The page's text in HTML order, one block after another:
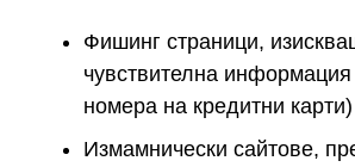
Фишинг страници,
чувствителна
номера на кредитни карти)
Измамнически сайтове,